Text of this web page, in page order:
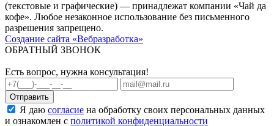
(текстовые и графические) — принадлежат компании «Чай да
кофе». Любое незаконное использование без письменного
разрешения запрещено.
Создание сайта «Вебразработка»
ОБРАТНЫЙ ЗВОНОК
Есть вопрос, нужна консультация!
Я даю согласие на обработку своих персональных данных
и ознакомлен с политикой конфиденциальности